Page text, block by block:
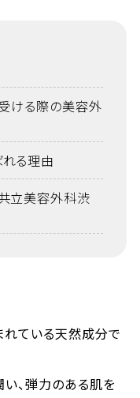
ける際の美容外
る理由
立美容外科渋
ている天然成分で
、弾力のある肌を